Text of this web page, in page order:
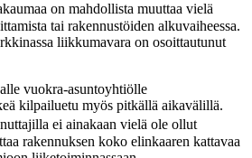
on mahdollista muuttaa vielä
tai rakennustöiden alkuvaiheessa.
liikkumavara on osoittautunut
vuokra-asuntoyhtiölle
kilpailuetu myös pitkällä aikavälillä.
ei ainakaan vielä ole ollut
rakennuksen koko elinkaaren kattavaa